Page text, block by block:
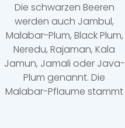
Die schwarzen Beeren
werden auch Jambul,
Malabar-Plum, Black Plum,
Neredu, Rajaman, Kala
Jamun, Jamali oder Java-
Plum genannt. Die
Malabar-Pflaume stammt